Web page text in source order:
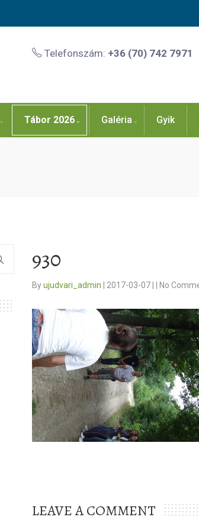
Telefonszám: +36 (70) 742 7971
Tábor 2026 Galéria Gyik
930
Byujudvari_admin 2017-03-07 No
LEAVE A COMMENT